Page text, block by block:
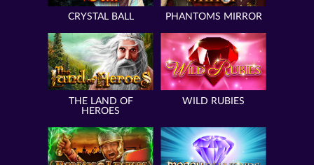
CRYSTAL BALL PHANTOMS MIRROR
THE LAND OF
HEROES
WILD RUBIES